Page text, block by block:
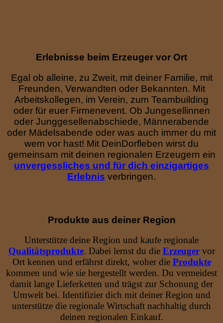
Erlebnisse beim Erzeuger vor Ort
Egal ob alleine, zu Zweit, mit deiner Familie, mit
Freunden, Verwandten oder Bekannten. Mit
Arbeitskollegen, im Verein, zum Teambuilding
oder für euer Firmenevent. Ob Jungesellinnen
oder Junggesellenabschiede, Männerabende
oder Mädelsabende oder was auch immer du mit
wem vor hast! Mit DeinDorfleben wirst du
gemeinsam mit deinen regionalen Erzeugern ein
unvergessliches und für dich einzigartiges
Erlebnis verbringen.
Produkte aus deiner Region
Unterstütze deine Region und kaufe regionale
Qualitätsprodukte. Dabei lernst du die Erzeuger vor
Ort kennen und erfährst direkt, woher die Produkte
kommen und wie sie hergestellt werden. Du vermeidest
damit lange Lieferketten und trägst zur Schonung der
Umwelt bei. Identifizier dich mit deiner Region und
unterstütze die regionale Wirtschaft nachhaltig durch
deinen regionalen Einkauf.